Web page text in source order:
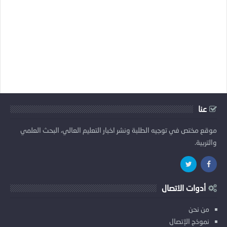
عنا
موقع مختص في توجيه الطلبة ونشر اخبار التعليم العالي، البحث العلمي
والتربية.
أدوات الاتصال
من نحن
نموذج الإتصال